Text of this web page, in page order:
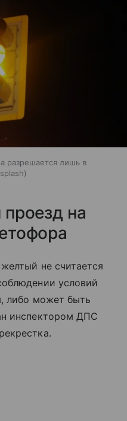
разрешается лишь в
на
не считается
условий
либо может быть
инспектором ДПС